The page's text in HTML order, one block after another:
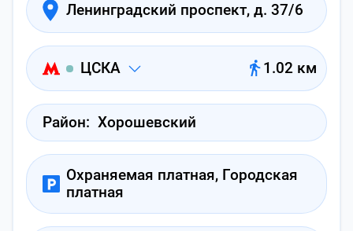
Ленинградский проспект, д. 37/6
ЦСКА 1.02 км
Район: Хорошевский
Охраняемая платная, Городская
платная